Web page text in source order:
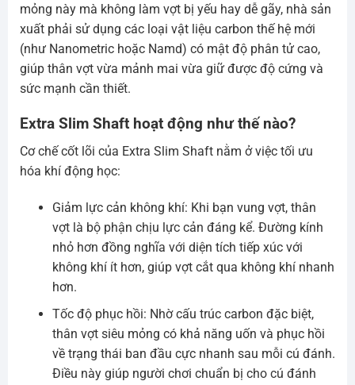
mỏng này mà không làm vợt bị yếu hay dễ gãy, nhà sản
xuất phải sử dụng các loại vật liệu carbon thế hệ mới
(như Nanometric hoặc Namd) có mật độ phân tử cao,
giúp thân vợt vừa mảnh mai vừa giữ được độ cứng và
sức mạnh cần thiết.
Extra Slim Shaft hoạt động như thế nào?
Cơ chế cốt lõi của Extra Slim Shaft nằm ở việc tối ưu
hóa khí động học:
Giảm lực cản không khí: Khi bạn vung vợt, thân
vợt là bộ phận chịu lực cản đáng kể. Đường kính
nhỏ hơn đồng nghĩa với diện tích tiếp xúc với
không khí ít hơn, giúp vợt cắt qua không khí nhanh
hơn.
Tốc độ phục hồi: Nhờ cấu trúc carbon đặc biệt,
thân vợt siêu mỏng có khả năng uốn và phục hồi
về trạng thái ban đầu cực nhanh sau mỗi cú đánh.
Điều này giúp người chơi chuẩn bị cho cú đánh